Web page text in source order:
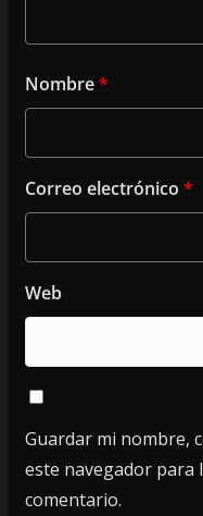
Nombre*
Correo electrónico *
Web
Guardar mi nombre,
este navegador para
comentario.